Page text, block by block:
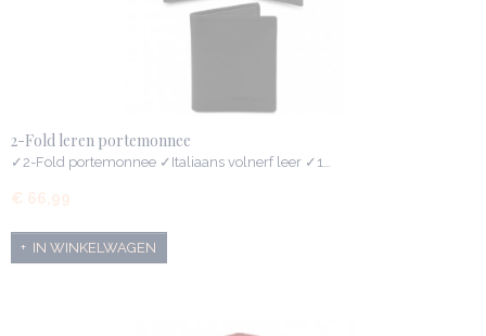
2-Fold leren portemonnee
✓2-Fold portemonnee ✓Italiaans volnerf leer ✓1…
€ 66,99
IN WINKELWAGEN